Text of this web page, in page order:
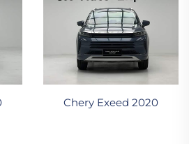
Chery Exeed 2020